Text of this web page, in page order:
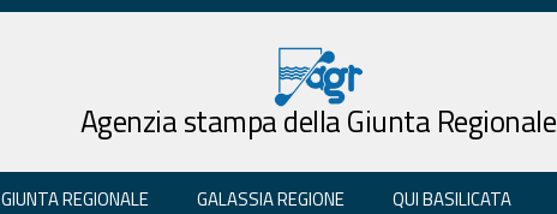
Agenzia stampa della Giunta Regionale
GIUNTA REGIONALE GALASSIA REGIONE QUI BASILICATA